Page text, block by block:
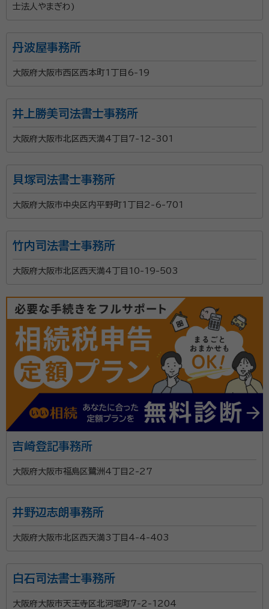
士法人やまぎわ)
丹波屋事務所
大阪府大阪市西区西本町1丁目6-19
井上勝美司法書士事務所
大阪府大阪市北区西天満4丁目7-12-301
貝塚司法書士事務所
大阪府大阪市中央区内平野町1丁目2-6-701
竹内司法書士事務所
大阪府大阪市北区西天満4丁目10-19-503
吉崎登記事務所
大阪府大阪市福島区鷺洲4丁目2-27
井野辺志朗事務所
大阪府大阪市北区西天満3丁目4-4-403
白石司法書士事務所
大阪府大阪市天王寺区北河堀町7-2-1204